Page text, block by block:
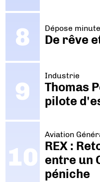
Dépose minute
De rêve
Industrie
Thomas
pilote
Aviation
REX :
entre un
péniche